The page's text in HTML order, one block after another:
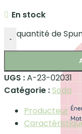
En stock
- quantité de
UGS :A-23-02031
Catégorie :Soda
Producteur